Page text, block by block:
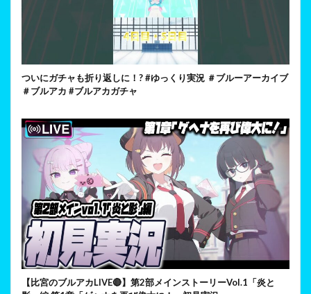
ついにガチャも折り返しに！? #ゆっくり実況 ＃ブルーアーカイブ
＃ブルアカ #ブルアカガチャ
【比宮のブルアカLIVE🔴】第2部メインストーリーVol.1「炎と